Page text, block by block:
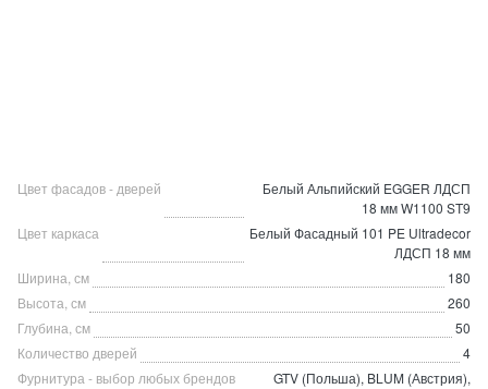
Цвет фасадов - дверей
Белый Альпийский EGGER ЛДСП
18 мм W1100 ST9
Цвет каркаса
Белый Фасадный 101 PE Ultradecor
ЛДСП 18 мм
Ширина, см
180
Высота, см
260
Глубина, см
50
Количество дверей
4
Фурнитура - выбор любых брендов
GTV (Польша), BLUM (Австрия),